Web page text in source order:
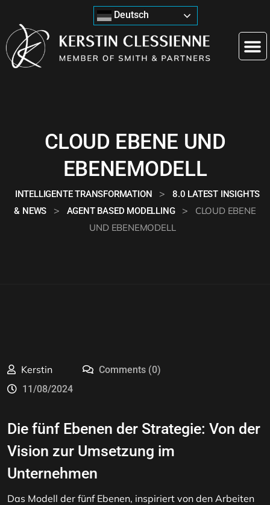
Deutsch
CLOUD EBENE UND
EBENEMODELL
INTELLIGENTE TRANSFORMATION >
8.0 LATEST INSIGHTS
& NEWS
> AGENT BASED MODELLING >
CLOUD EBENE
UND EBENEMODELL
Kerstin
Comments (0)
11/08/2024
Die fünf Ebenen der Strategie: Von der
Vision zur Umsetzung im
Unternehmen
Das Modell der fünf Ebenen, inspiriert von den Arbeiten